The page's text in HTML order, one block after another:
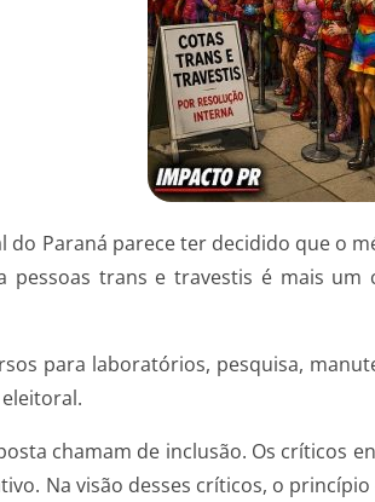
do Paraná parece ter decidido que o
pessoas trans e travestis é mais
para laboratórios, pesquisa,
chamam de inclusão. Os críticos
Na visão desses críticos, o